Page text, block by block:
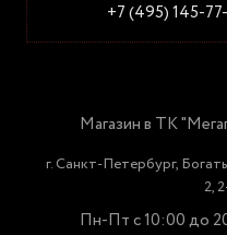
+7 (495) 145-
Магазин в ТК
г. Санкт-Петербург,
2,
Пн-Пт с 10:00 до